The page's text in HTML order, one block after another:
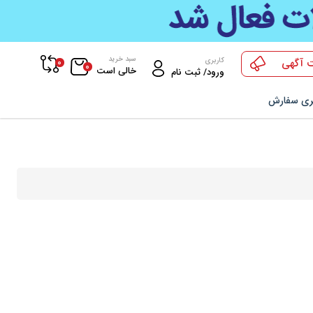
آگهی کاربری
ورود/ ثبت نام
سبد خرید
خالی است 0
0
سفارش